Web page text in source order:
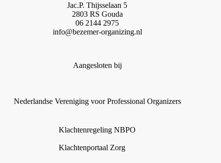
Jac.P. Thijsselaan 5
2803 RS Gouda
06 2144 2975
info@bezemer-organizing.nl
Aangesloten bij
Nederlandse Vereniging voor Professional Organizers
Klachtenregeling NBPO
Klachtenportaal Zorg